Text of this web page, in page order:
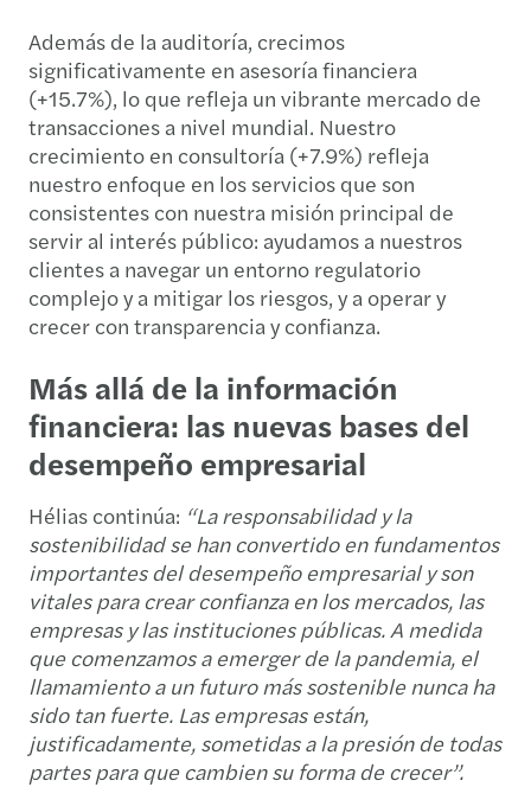
Además de la auditoría, crecimos
significativamente en asesoría financiera
(+15.7%), lo que refleja un vibrante mercado de
transacciones a nivel mundial. Nuestro
crecimiento en consultoría (+7.9%) refleja
nuestro enfoque en los servicios que son
consistentes con nuestra misión principal de
servir al interés público: ayudamos a nuestros
clientes a navegar un entorno regulatorio
complejo y a mitigar los riesgos, y a operar y
crecer con transparencia y confianza.
Más allá de la información
financiera: las nuevas bases del
desempeño empresarial
Hélias continúa: “La responsabilidad y la
sostenibilidad se han convertido en fundamentos
importantes del desempeño empresarial y son
vitales para crear confianza en los mercados, las
empresas y las instituciones públicas. A medida
que comenzamos a emerger de la pandemia, el
llamamiento a un futuro más sostenible nunca ha
sido tan fuerte. Las empresas están,
justificadamente, sometidas a la presión de todas
partes para que cambien su forma de crecer”.